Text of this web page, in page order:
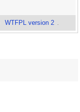
WTFPL version 2 .